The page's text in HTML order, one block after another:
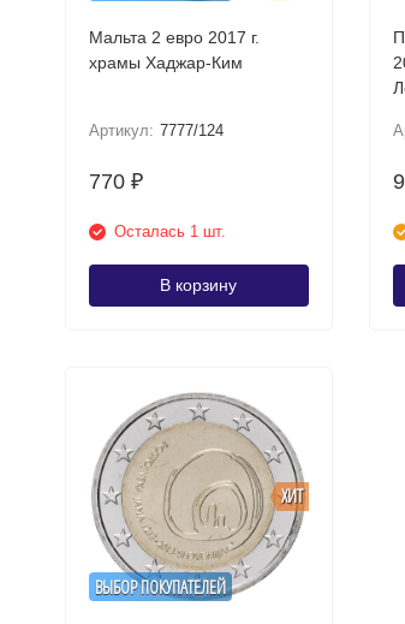
Мальта 2 евро 2017 г.
храмы Хаджар-Ким
Артикул: 7777/124
770 ₽
Осталась 1 шт.
В корзину
2023
ВЫБОР ПОКУПАТЕЛЕЙ
ХИТ